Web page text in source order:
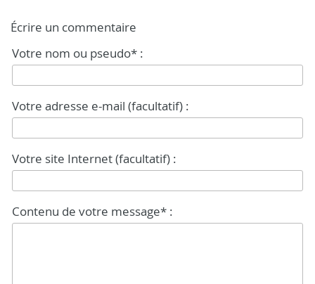
Écrire un commentaire
Votre nom ou pseudo* :
Votre adresse e-mail (facultatif) :
Votre site Internet (facultatif) :
Contenu de votre message* :